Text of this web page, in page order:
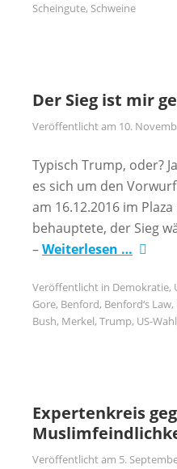
Scheingute, Schweine
Der Sieg ist mir
Veröffentlicht am 10.
Typisch Trump, oder?
es sich um den
am 16.12.2016 im
behauptete, der Sieg
–Weiterlesen …
Veröffentlicht in Demokratie,
Gore, Benford, Benford‘s Law,
Bush, Merkel, Trump, US-Wahl
Expertenkreis
Veröffentlicht am 5.